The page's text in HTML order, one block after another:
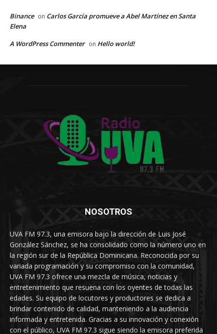
Binance on Carlos García promueve a Abel Martínez en Santa
Elena
A WordPress Commenter on Hello world!
NOSOTROS
UVA FM 97.3, una emisora bajo la dirección de Luis José
González Sánchez, se ha consolidado como la número uno en
la región sur de la República Dominicana. Reconocida por su
variada programación y su compromiso con la comunidad,
UVA FM 97.3 ofrece una mezcla de música, noticias y
entretenimiento que resuena con los oyentes de todas las
edades. Su equipo de locutores y productores se dedica a
brindar contenido de calidad, manteniendo a la audiencia
informada y entretenida. Gracias a su innovación y conexión
con el público, UVA FM 97.3 sigue siendo la emisora preferida